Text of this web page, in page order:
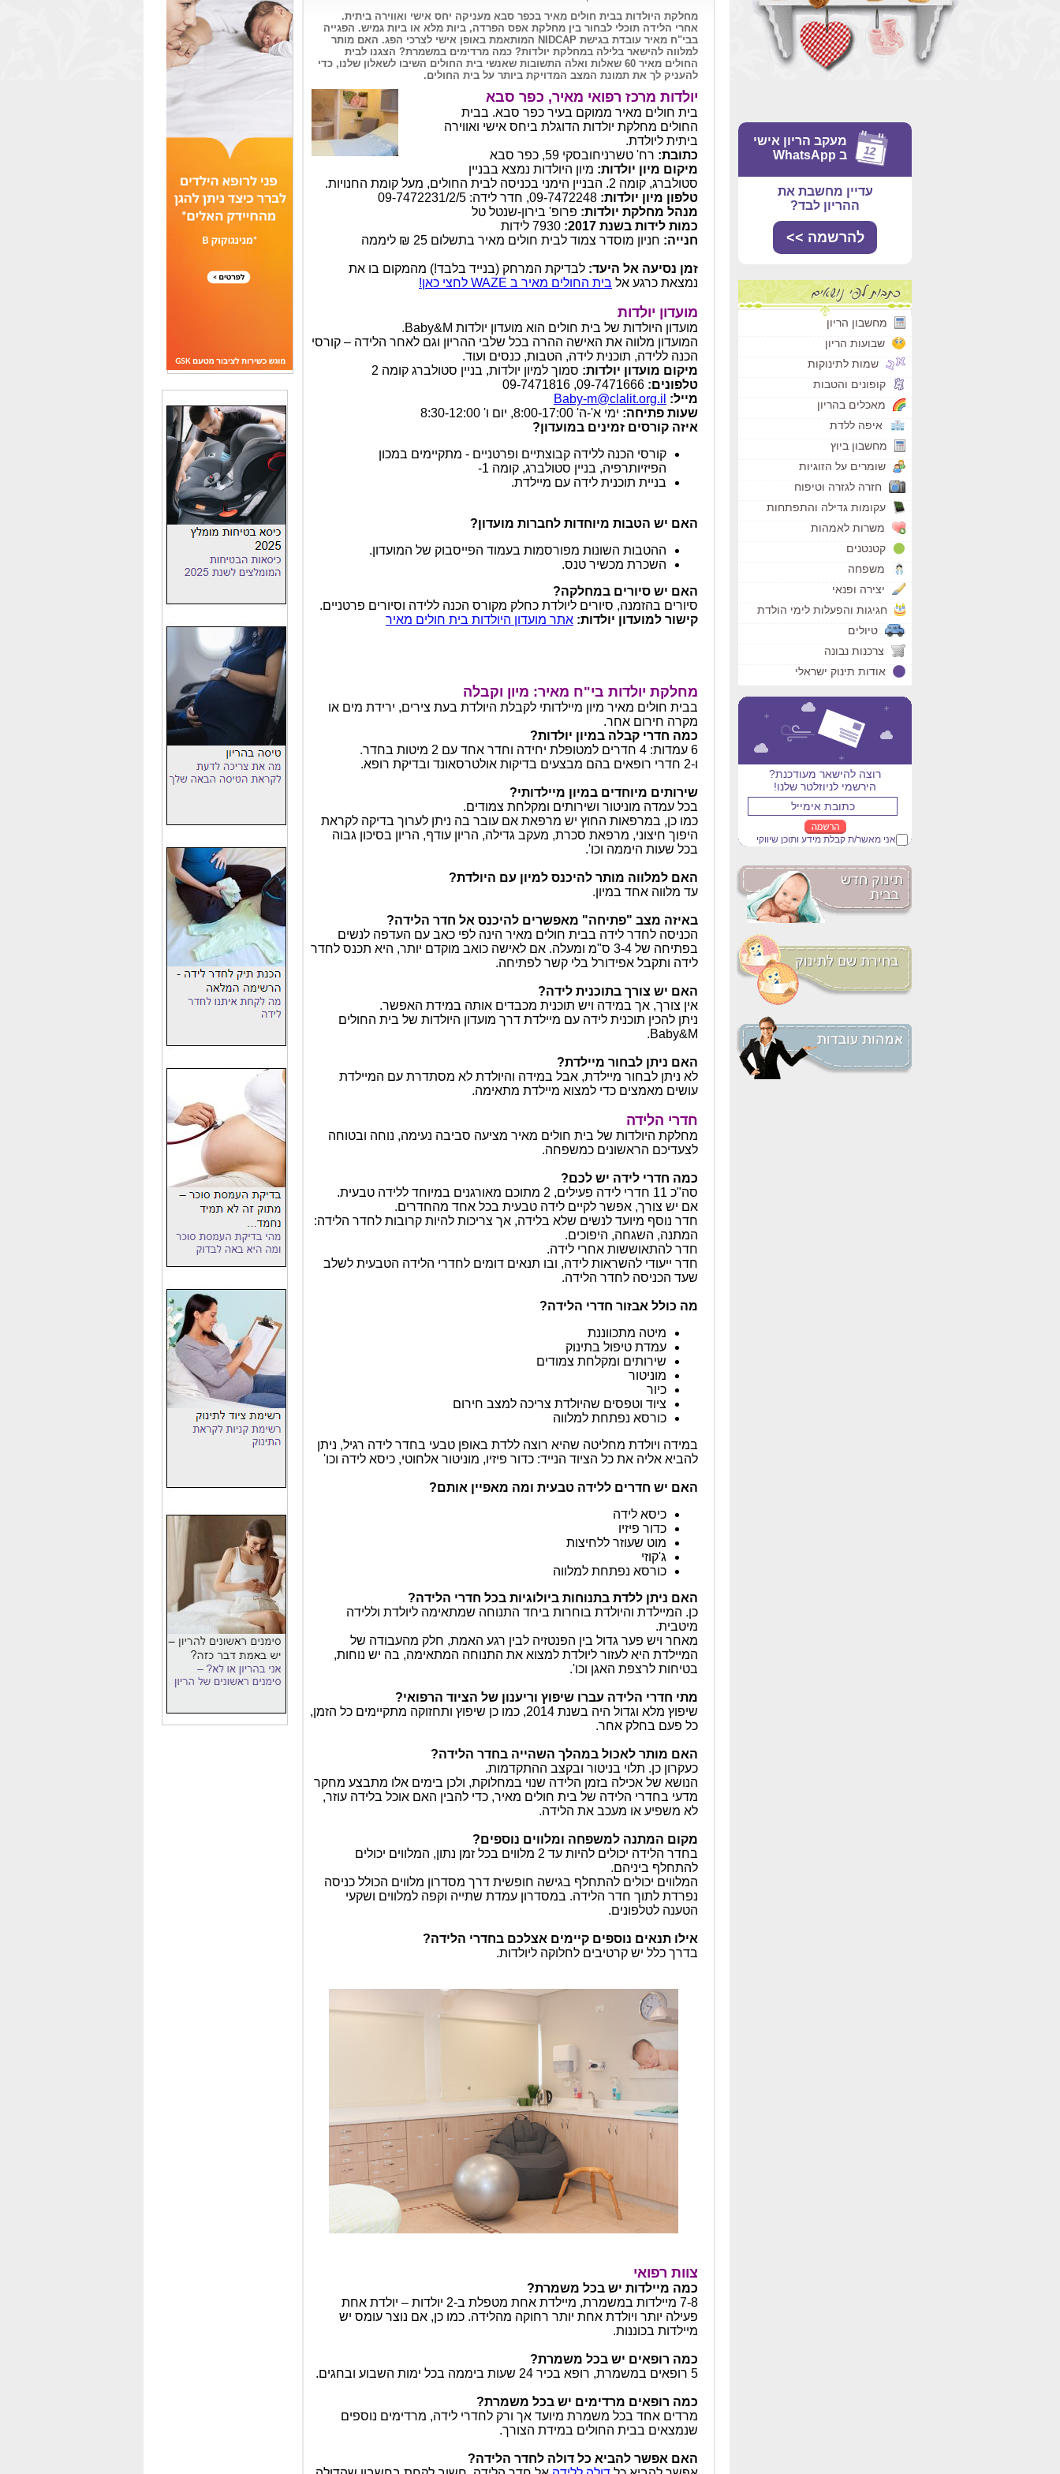
מעקב הריון אישי
ב WhatsApp
עדיין מחשבת את
ההריון לבד?
להרשמה >>
מחשבון הריון
שבועות הריון
שמות לתינוקות
קופונים והטבות
מאכלים בהריון
איפה ללדת
מחשבון ביוץ
שומרים על הזוגיות
חזרה לגזרה וטיפוח
עקומות גדילה והתפתחות
משרות לאמהות
קטנטנים
משפחה
יצירה ופנאי
חגיגות והפעלות לימי הולדת
טיולים
צרכנות נבונה
אודות תינוק ישראלי
רוצה להישאר מעודכנת?
הירשמי לניוזלטר שלנו!
אני מאשר/ת קבלת מידע ותוכן שיווקי
מחלקת היולדות בבית חולים מאיר בכפר סבא מעניקה יחס אישי ואווירה ביתית.
אחרי הלידה תוכלי לבחור בין מחלקת אפס הפרדה, ביות מלא או ביות גמיש. הפגייה
בבי"ח מאיר עובדת בגישת NIDCAP המותאמת באופן אישי לצרכי הפג. האם מותר
למלווה להישאר בלילה במחלקת יולדות? כמה מרדימים במשמרת? הצגנו לבית
החולים מאיר 60 שאלות ואלה התשובות שאנשי בית החולים השיבו לשאלון שלנו, כדי
להעניק לך את תמונת המצב המדויקת ביותר על בית החולים.
יולדות מרכז רפואי מאיר, כפר סבא
בית חולים מאיר ממוקם בעיר כפר סבא. בבית
החולים מחלקת יולדות הדוגלת ביחס אישי ואווירה
ביתית ליולדת.
כתובת: רח' טשרניחובסקי 59, כפר סבא
מיקום מיון יולדות: מיון היולדות נמצא בבניין
סטולברג, קומה 2. הבניין הימני בכניסה לבית החולים, מעל קומת החנויות.
טלפון מיון יולדות:
מנהל מחלקת יולדות: פרופ' בירון-שנטל טל
כמות לידות בשנת 2017:
חנייה: חניון מוסדר צמוד לבית חולים מאיר בתשלום 25 ₪ ליממה
זמן נסיעה אל היעד: לבדיקת המרחק (בנייד בלבד!) מהמקום בו את
נמצאת כרגע אל בית החולים מאיר ב WAZE לחצי כאן!
מועדון יולדות
מועדון היולדות של בית חולים הוא מועדון יולדות Baby&M.
המועדון מלווה את האישה ההרה בכל שלבי ההריון וגם לאחר הלידה – קורסי
הכנה ללידה, תוכנית לידה, הטבות, כנסים ועוד.
מיקום מועדון יולדות: סמוך למיון יולדות, בניין סטולברג קומה 2
טלפונים:
מייל: Baby-m@clalit.org.il
שעות פתיחה: ימי א'-ה' 8:00-17:00, יום ו' 8:30-12:00
איזה קורסים זמינים במועדון?
קורסי הכנה ללידה קבוצתיים ופרטניים - מתקיימים במכון
הפיזיותרפיה, בניין סטולברג, קומה 1-
בניית תוכנית לידה עם מיילדת.
האם יש הטבות מיוחדות לחברות מועדון?
ההטבות השונות מפורסמות בעמוד הפייסבוק של המועדון.
השכרת מכשיר טנס.
האם יש סיורים במחלקה?
סיורים בהזמנה, סיורים ליולדת כחלק מקורס הכנה ללידה וסיורים פרטניים.
קישור למועדון יולדות: אתר מועדון היולדות בית חולים מאיר
מחלקת יולדות בי"ח מאיר: מיון וקבלה
בבית חולים מאיר מיון מיילדותי לקבלת היולדת בעת צירים, ירידת מים או
מקרה חירום אחר.
כמה חדרי קבלה במיון יולדות?
6 עמדות: 4 חדרים למטופלת יחידה וחדר אחד עם 2 מיטות בחדר.
ו-2 חדרי רופאים בהם מבצעים בדיקות אולטרסאונד ובדיקת רופא.
שירותים מיוחדים במיון מיילדותי?
בכל עמדה מוניטור ושירותים ומקלחת צמודים.
כמו כן, במרפאות החוץ יש מרפאת אם עובר בה ניתן לערוך בדיקה לקראת
היפוך חיצוני, מרפאת סכרת, מעקב גדילה, הריון עודף, הריון בסיכון גבוה
בכל שעות היממה וכו'.
האם למלווה מותר להיכנס למיון עם היולדת?
עד מלווה אחד במיון.
באיזה מצב "פתיחה" מאפשרים להיכנס אל חדר הלידה?
הכניסה לחדר לידה בבית חולים מאיר הינה לפי כאב עם העדפה לנשים
בפתיחה של 3-4 ס"מ ומעלה. אם לאישה כואב מוקדם יותר, היא תכנס לחדר
לידה ותקבל אפידורל בלי קשר לפתיחה.
האם יש צורך בתוכנית לידה?
אין צורך, אך במידה ויש תוכנית מכבדים אותה במידת האפשר.
ניתן להכין תוכנית לידה עם מיילדת דרך מועדון היולדות של בית החולים
Baby&M.
האם ניתן לבחור מיילדת?
לא ניתן לבחור מיילדת, אבל במידה והיולדת לא מסתדרת עם המיילדת
עושים מאמצים כדי למצוא מיילדת מתאימה.
חדרי הלידה
מחלקת היולדות של בית חולים מאיר מציעה סביבה נעימה, נוחה ובטוחה
לצעדיכם הראשונים כמשפחה.
כמה חדרי לידה יש לכם?
סה"כ 11 חדרי לידה פעילים, 2 מתוכם מאורגנים במיוחד ללידה טבעית.
אם יש צורך, אפשר לקיים לידה טבעית בכל אחד מהחדרים.
חדר נוסף מיועד לנשים שלא בלידה, אך צריכות להיות קרובות לחדר הלידה:
המתנה, השגחה, היפוכים.
חדר להתאוששות אחרי לידה.
חדר ייעודי להשראות לידה, ובו תנאים דומים לחדרי הלידה הטבעית לשלב
שעד הכניסה לחדר הלידה.
מה כולל אבזור חדרי הלידה?
מיטה מתכווננת
עמדת טיפול בתינוק
שירותים ומקלחת צמודים
מוניטור
כיור
ציוד וטפסים שהיולדת צריכה למצב חירום
כורסא נפתחת למלווה
במידה ויולדת מחליטה שהיא רוצה ללדת באופן טבעי בחדר לידה רגיל, ניתן
להביא אליה את כל הציוד הנייד: כדור פיזיו, מוניטור אלחוטי, כיסא לידה וכו'
האם יש חדרים ללידה טבעית ומה מאפיין אותם?
כיסא לידה
כדור פיזיו
מוט שעוזר ללחיצות
ג'קוזי
כורסא נפתחת למלווה
האם ניתן ללדת בתנוחות ביולוגיות בכל חדרי הלידה?
כן. המיילדת והיולדת בוחרות ביחד התנוחה שמתאימה ליולדת וללידה
מיטבית.
מאחר ויש פער גדול בין הפנטזיה לבין רגע האמת, חלק מהעבודה של
המיילדת היא לעזור ליולדת למצוא את התנוחה המתאימה, בה יש נוחות,
בטיחות לרצפת האגן וכו'.
מתי חדרי הלידה עברו שיפוץ וריענון של הציוד הרפואי?
שיפוץ מלא וגדול היה בשנת 2014, כמו כן שיפוץ ותחזוקה מתקיימים כל הזמן,
כל פעם בחלק אחר.
האם מותר לאכול במהלך השהייה בחדר הלידה?
כעקרון כן. תלוי בניטור ובקצב ההתקדמות.
הנושא של אכילה בזמן הלידה שנוי במחלוקת, ולכן בימים אלו מתבצע מחקר
מדעי בחדרי הלידה של בית חולים מאיר, כדי להבין האם אוכל בלידה עוזר,
לא משפיע או מעכב את הלידה.
מקום המתנה למשפחה ומלווים נוספים?
בחדר הלידה יכולים להיות עד 2 מלווים בכל זמן נתון, המלווים יכולים
להתחלף ביניהם.
המלווים יכולים להתחלף בגישה חופשית דרך מסדרון מלווים הכולל כניסה
נפרדת לתוך חדר הלידה. במסדרון עמדת שתייה וקפה למלווים ושקעי
הטענה לטלפונים.
אילו תנאים נוספים קיימים אצלכם בחדרי הלידה?
בדרך כלל יש קרטיבים לחלוקה ליולדות.
צוות רפואי
כמה מיילדות יש בכל משמרת?
7-8 מיילדות במשמרת, מיילדת אחת מטפלת ב-2 יולדות – יולדת אחת
פעילה יותר ויולדת אחת יותר רחוקה מהלידה. כמו כן, אם נוצר עומס יש
מיילדות בכוננות.
כמה רופאים יש בכל משמרת?
5 רופאים במשמרת, רופא בכיר 24 שעות ביממה בכל ימות השבוע ובחגים.
כמה רופאים מרדימים יש בכל משמרת?
מרדים אחד בכל משמרת מיועד אך ורק לחדרי לידה, מרדימים נוספים
שנמצאים בבית החולים במידת הצורך.
האם אפשר להביא כל דולה לחדר הלידה?